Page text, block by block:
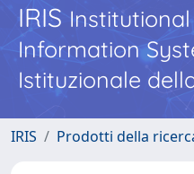
IRIS
Information
Istituzionale
IRIS Prodotti della